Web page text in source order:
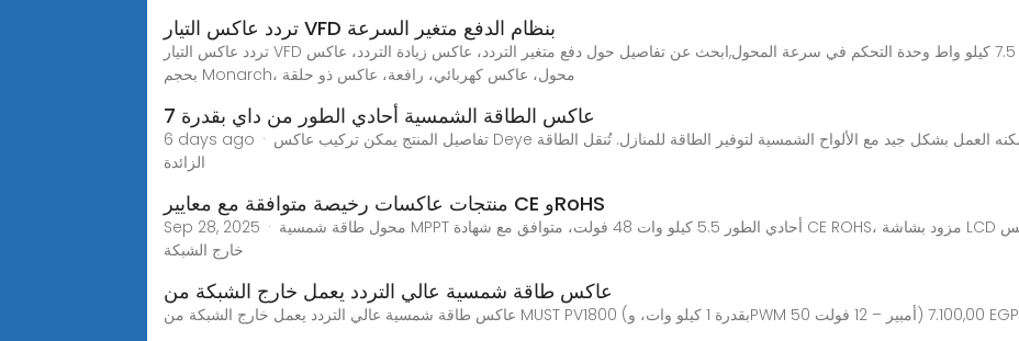
تردد عاكس التيار VFD بنظام الدفع متغير السرعة
تردد عاكس التيار VFD بنظام الدفع متغير السرعة بالرافعة المفتوحة 7.5 كيلو واط وحدة التحكم في سرعة المحول,ابحث عن تفاصيل حول دفع متغير التردد، عاكس زيادة التردد، عاكس
بحجم Monarch، محول، عاكس كهربائي، رافعة، عاكس ذو حلقة
عاكس الطاقة الشمسية أحادي الطور من داي بقدرة 7
6 days ago · تفاصيل المنتج يمكن تركيب عاكس Deye بسرعة، ويتمتع بكفاءة تحويل عالية للغاية، ويمكنه العمل بشكل جيد مع الألواح الشمسية لتوفير الطاقة للمنازل. تُنقل الطاقة
الزائدة
منتجات عاكسات رخيصة متوافقة مع معايير CE وRoHS
Sep 28, 2025 · محول طاقة شمسية MPPT أحادي الطور 5.5 كيلو وات 48 فولت، متوافق مع شهادة CE ROHS، مزود بشاشة LCD وخاصية واي فاي، تيار خرج 100 أمبير، عاكس
خارج الشبكة
عاكس طاقة شمسية عالي التردد يعمل خارج الشبكة من
عاكس طاقة شمسية عالي التردد يعمل خارج الشبكة من MUST PV1800 (بقدرة 1 كيلو وات، وPWM 50 أمبير – 12 فولت) 7.100,00 EGP